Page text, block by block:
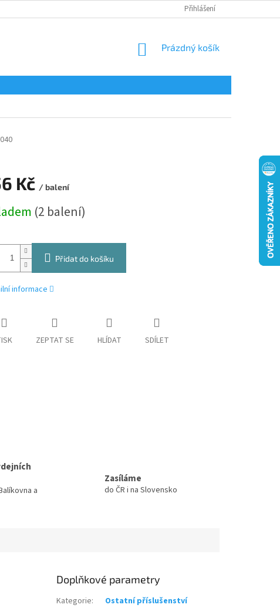
Přihlášení
NÁKUPNÍ
Prázdný košík
Kč / balení
(2 balení)
Přidat do košíku
informace
ZEPTAT SE HLÍDAT SDÍLET
a
Zasíláme
do ČR i na Slovensko
Doplňkové parametry
Kategorie:
Ostatní příslušenství